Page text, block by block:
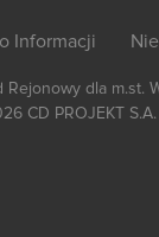
Informacji
dla m.st.
CD PROJEKT S.A.